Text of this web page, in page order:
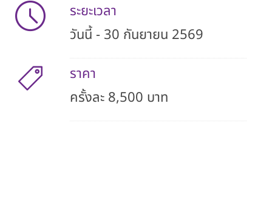
ระยะเวลา
วันนี้ - 30 กันยายน 2569
ราคา
ครั้งละ 8,500 บาท